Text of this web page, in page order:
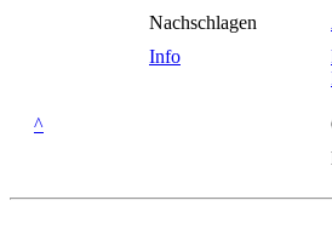
Nachschlagen
Info
^